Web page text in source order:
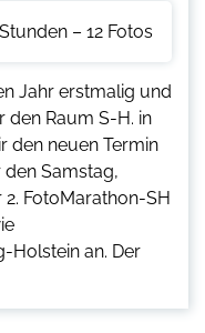
Jahr erstmalig und
Raum S-H. in
den neuen Termin
Samstag,
2. FotoMarathon-SH
Holstein an. Der